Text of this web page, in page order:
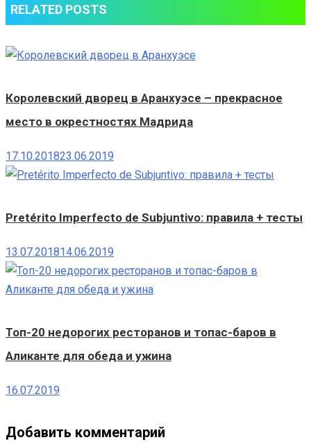
RELATED POSTS
Королевский дворец в Аранхуэсе – прекрасное
место в окрестностях Мадрида
17.10.201823.06.2019
Pretérito Imperfecto de Subjuntivo: правила + тесты
13.07.201814.06.2019
Топ-20 недорогих ресторанов и топас-баров в
Аликанте для обеда и ужина
16.07.2019
Добавить комментарий